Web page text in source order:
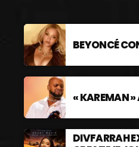
BEYONCÉ
« KAREMAN
DIVFARRAH